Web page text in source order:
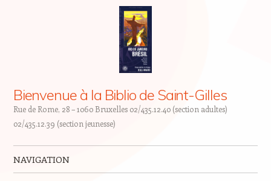
Bienvenue à la Biblio de Saint-Gilles
Rue de Rome, 28 – 1060 Bruxelles 02/435.12.40 (section adultes)
02/435.12.39 (section jeunesse)
NAVIGATION